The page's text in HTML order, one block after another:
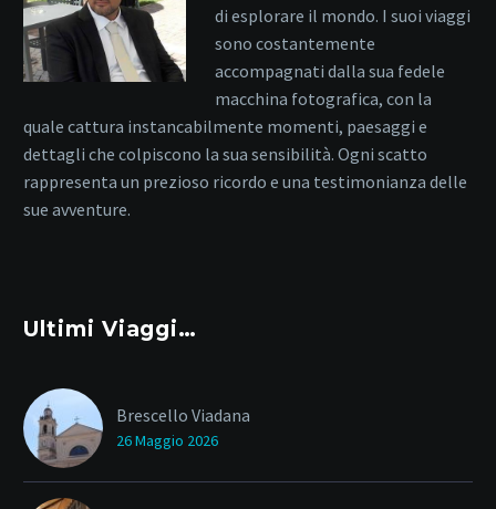
di esplorare il mondo. I suoi viaggi
sono costantemente
accompagnati dalla sua fedele
macchina fotografica, con la
quale cattura instancabilmente momenti, paesaggi e
dettagli che colpiscono la sua sensibilità. Ogni scatto
rappresenta un prezioso ricordo e una testimonianza delle
sue avventure.
Ultimi Viaggi…
Brescello Viadana
26 Maggio 2026